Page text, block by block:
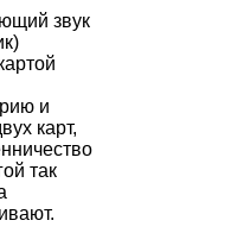
звук
и
карт,
так